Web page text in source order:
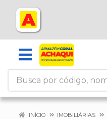
INÍCIO IMOBILIÁRIAS